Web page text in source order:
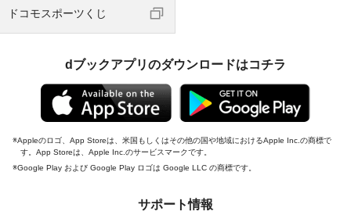
ドコモスポーツくじ
dブックアプリのダウンロードはコチラ
Appleのロゴ、App Storeは、米国もしくはその他の国や地域におけるApple Inc.の商標で
す。App Storeは、Apple Inc.のサービスマークです。
Google Play および Google Play ロゴは Google LLC の商標です。
サポート情報